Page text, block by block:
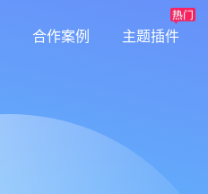
合作案例 主题插件